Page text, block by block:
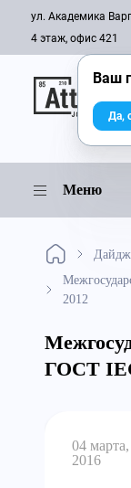
ул. Академика
4 этаж, офис 421
Меню
2012
ГОСТ
04 марта,
2016
Ваш
Да,